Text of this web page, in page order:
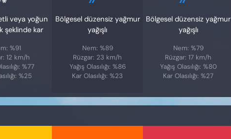
veya yoğun
şeklinde kar
%91
12 km/h
%77
%25
Bölgesel düzensiz yağmur
yağışlı
Nem: %89
Rüzgar: 23 km/h
Yağış Olasılığı: %86
Kar Olasılığı: %23
Bölgesel düzensiz yağmur
yağışlı
Nem: %79
Rüzgar: 17 km/h
Yağış Olasılığı: %80
Kar Olasılığı: %27